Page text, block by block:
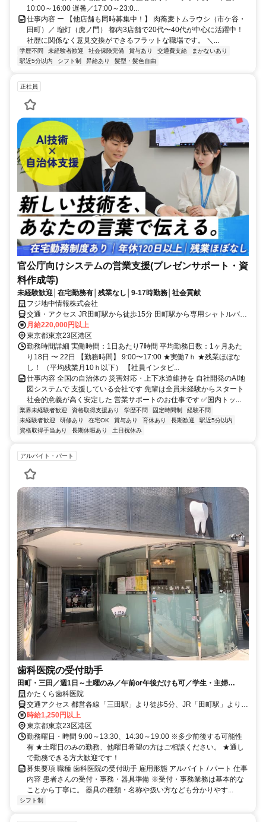
10:00～16:00 遅番／17:00～23:0...
仕事内容 ー 【他店舗も同時募集中！】 肉蕎麦トムラウシ（市ケ谷・
田町）／ 瑠灯（虎ノ門） 都内3店舗で20代〜40代が中心に活躍中！
社歴に関係なく意見交換ができるフラットな職場です。 ＼...
学歴不問 未経験者歓迎 社会保険完備 賞与あり 交通費支給
まかないあり
駅近5分以内
シフト制 昇給あり 髪型・髪色自由
正社員
官公庁向けシステムの営業支援(プレゼンサポート・資
料作成等)
未経験歓迎│在宅勤務有│残業なし│9-17時勤務│社会貢献
フジ地中情報株式会社
交通・アクセス JR田町駅から徒歩15分 田町駅から専用シャトルバス
あり／ゆりかもめ「芝浦ふ頭駅」から徒歩3分
月給220,000円以上
東京都東京23区港区
勤務時間詳細 実働時間：1日あたり7時間 平均勤務日数：1ヶ月あた
り18日 〜 22日 【勤務時間】 9:00〜17:00 ★実働7ｈ ★残業ほぼな
し！ （平均残業⽉10ｈ以下） 【社員インタビ...
仕事内容 全国の自治体の 災害対応・上下水道維持を 自社開発のAI地
図システムで 支援している会社です 先輩は全員未経験からスタート
社会的意義が高く安定した 営業サポートのお仕事です ✅国内トッ...
業界未経験者歓迎 資格取得支援あり 学歴不問 固定時間制
経験不問
未経験者歓迎
研修あり 在宅OK 賞与あり 育休あり 長期歓迎
駅近5分以内
資格取得手当あり
長期休暇あり 土日祝休み
アルバイト・パート
歯科医院の受付助手
田町・三田／週1日～土曜のみ／午前or午後だけも可／学生・主婦
（夫）さん歓迎／Wワーク・未経験可
かたくら歯科医院
交通アクセス 都営各線「三田駅」より徒歩5分、JR「田町駅」より徒
歩6分
時給1,250円以上
東京都東京23区港区
勤務曜日・時間 9:00～13:30、14:30～19:00 ※多少前後する可能性
有 ★土曜日のみの勤務、他曜日希望の方はご相談ください。 ★通し
で勤務できる方大歓迎です！
募集要項 職種 歯科医院の受付助手 雇用形態 アルバイト / パート 仕事
内容 患者さんの受付・事務・器具準備 ※受付・事務業務は基本的な
ことから丁寧に。 器具の種類・名称や扱い方なども分かりやす...
シフト制